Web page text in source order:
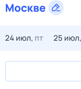
Москве
24 июл, пт 25 июл,